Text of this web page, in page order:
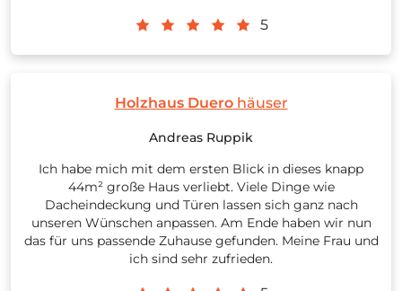
5
Holzhaus Duerohäuser
Andreas Ruppik
Ich habe mich mit dem ersten Blick in dieses knapp
44m² große Haus verliebt. Viele Dinge wie
Dacheindeckung und Türen lassen sich ganz nach
unseren Wünschen anpassen. Am Ende haben wir nun
das für uns passende Zuhause gefunden. Meine Frau und
ich sind sehr zufrieden.